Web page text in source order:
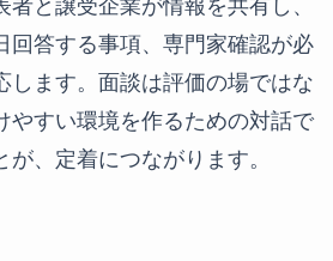
と譲受企業が情報を共有し、
回答する事項、専門家確認が必
します。面談は評価の場ではな
やすい環境を作るための対話で
、定着につながります。